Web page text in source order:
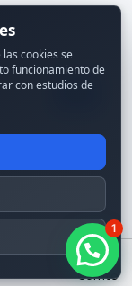
reservados.
Carrito
1
cookies se
funcionamiento de
con estudios de